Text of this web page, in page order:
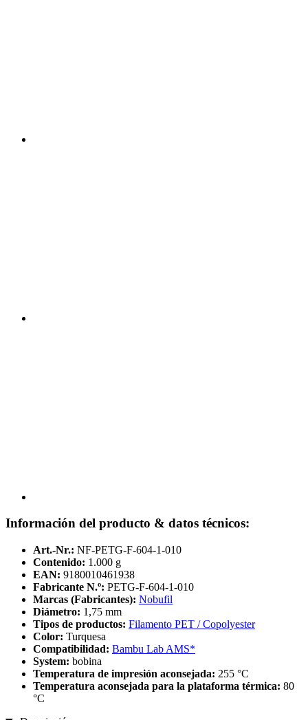
Información del producto & datos técnicos:
Art.-Nr.: NF-PETG-F-604-1-010
Contenido: 1.000 g
EAN: 9180010461938
Fabricante N.º: PETG-F-604-1-010
Marcas (Fabricantes): Nobufil
Diámetro: 1,75 mm
Tipos de productos: Filamento PET / Copolyester
Color: Turquesa
Compatibilidad: Bambu Lab AMS*
System: bobina
Temperatura de impresión aconsejada: 255 °C
Temperatura aconsejada para la plataforma térmica: 80
°C